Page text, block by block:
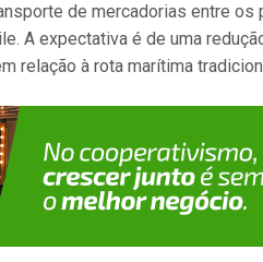
de mercadorias entre
A expectativa é de uma
relação à rota marítima